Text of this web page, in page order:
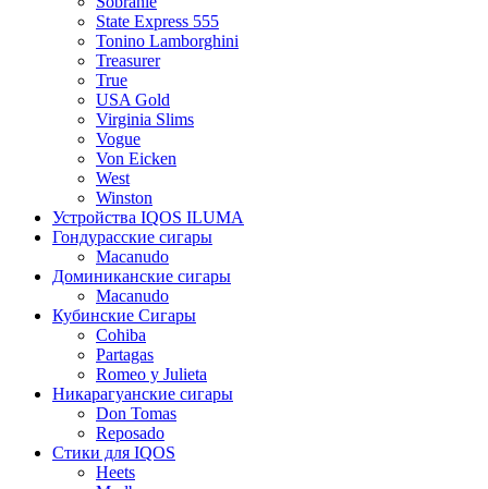
State Express 555
Tonino Lamborghini
Treasurer
True
USA Gold
Virginia Slims
Vogue
Von Eicken
West
Winston
Устройства IQOS ILUMA
Гондурасские сигары
Macanudo
Доминиканские сигары
Macanudo
Кубинские Сигары
Cohiba
Partagas
Romeo y Julieta
Никарагуанские сигары
Don Tomas
Reposado
Стики для IQOS
Heets